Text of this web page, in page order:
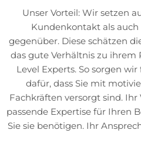
Unser Vorteil: Wir setzen
Kundenkontakt als
gegenüber. Diese schätzen
das gute Verhältnis zu ihrem
Level Experts. So sorgen
dafür, dass Sie mit
Fachkräften versorgt sind.
passende Expertise für Ihren
Sie sie benötigen. Ihr